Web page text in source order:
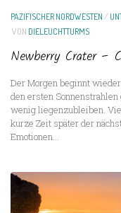
PAZIFISCHER NORDWESTEN /
VON DIELEUCHTTURMS
Newberry Crater –
Der Morgen beginnt
den ersten
wenig liegenzubleiben.
kurze Zeit später der
Emotionen...